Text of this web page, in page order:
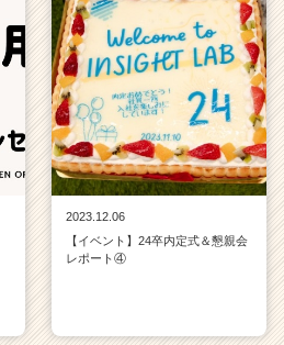
2023.12.06
【イベント】24卒内定式＆懇親会
レポート④